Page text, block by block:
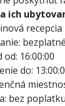
ich
recepcia
bezplatné
od: 16:00:00
do:
bez poplatku